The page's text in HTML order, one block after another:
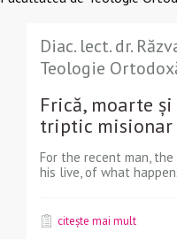
Diac. lect. dr.
Teologie
Frică, moarte
triptic misionar
For the recent man,
his live, of what
citește mai mult